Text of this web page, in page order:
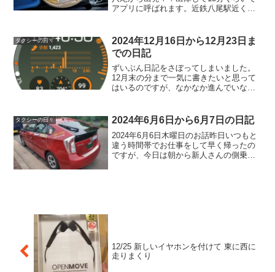
アプリに呼ばれます。近鉄八尾駅近くへ
も使って」来た！！テンション上がるパ
ワーワード！！私の大好物...
タクシーの日々
2024年12月16日から12月23日ま
での日記
ずいぶん日記をさぼってしまいました。
12月末の分まで一気に書きたいと思って
はいるのですが、なかなか進んでいなく
に血圧測定のために購入した
GalaxyWatch4ですが、...
タクシーの日々 2024年6月6日から6月7日の日記
2024年6月6日木曜日のお話昨日いつもと
違う時間帯でお仕事をして早く帰ったの
ですが、今日は朝から新人さんの側乗研
12/25 新しいイヤホンを付けて 東に西に
走りまくり